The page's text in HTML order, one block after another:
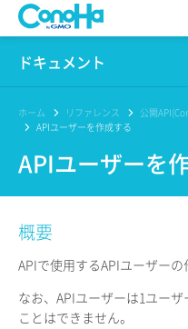
WING
Pencil
サービス一覧
サポート
ドキュメント
このサイトについて
プロダクト
リファレンス
リリースノート
ホーム リファレンス 公開
APIユーザーを作成する
APIユーザーを
概要
APIで使用するAPIユーザー
なお、APIユーザーは1ユー
ことはできません。